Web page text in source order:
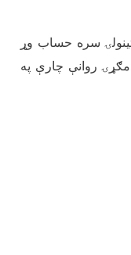
سره حساب وړ
روانې چارې په